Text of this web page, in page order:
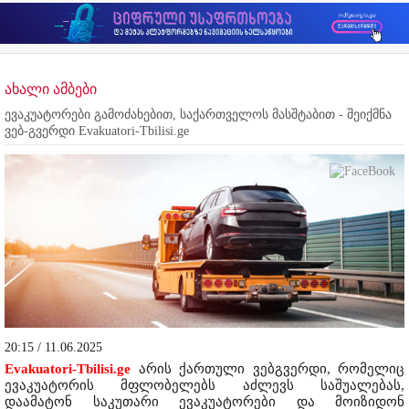
ახალი ამბები
ევაკუატორები გამოძახებით, საქართველოს მასშტაბით - შეიქმნა
ვებ-გვერდი Evakuatori-Tbilisi.ge
20:15 / 11.06.2025
Evakuatori-Tbilisi.ge არის ქართული ვებგვერდი, რომელიც
ევაკუატორის მფლობელებს აძლევს საშუალებას,
დაამატონ საკუთარი ევაკუატორები და მოიზიდონ